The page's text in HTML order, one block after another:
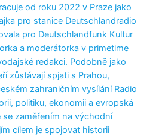
od roku 2022 v Praze jako
pro stanice Deutschlandradio
pro Deutschlandfunk Kultur
a moderátorka v primetime
redakci. Podobně jako
zůstávají spjati s Prahou,
zahraničním vysílání Radio
politiku, ekonomii a evropská
zaměřením na východní
cílem je spojovat historii